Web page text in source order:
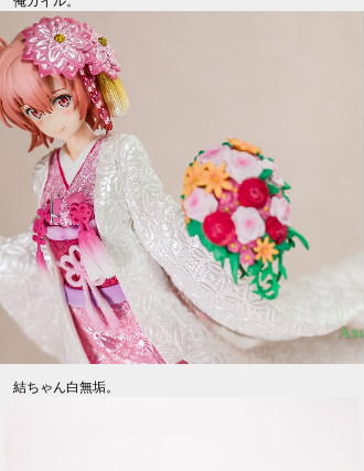
結ちゃん白無垢。